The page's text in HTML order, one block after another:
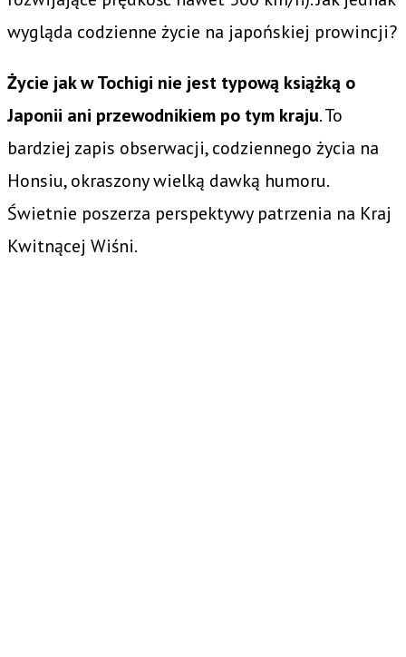
wygląda codzienne życie na japońskiej prowincji?
Życie jak w Tochigi nie jest typową książką o
Japonii ani przewodnikiem po tym kraju. To
bardziej zapis obserwacji, codziennego życia na
Honsiu, okraszony wielką dawką humoru.
Świetnie poszerza perspektywy patrzenia na Kraj
Kwitnącej Wiśni.